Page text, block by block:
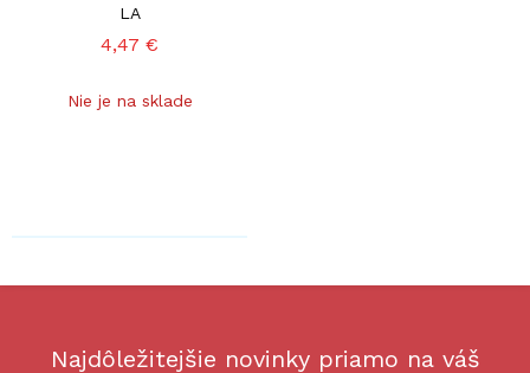
LA
4,47 €
Nie je na sklade
Najdôležitejšie novinky priamo na váš